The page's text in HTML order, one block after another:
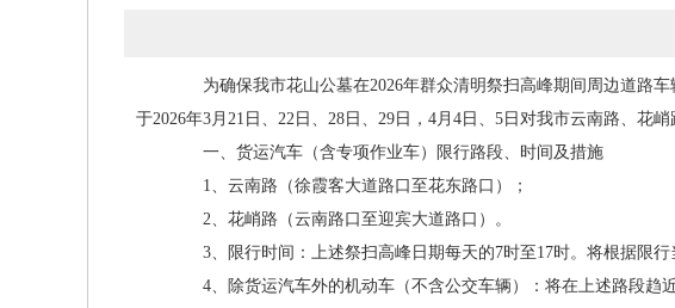
为确保我市花山公墓在2026年群众清明祭扫高峰期间周边道路车
于2026年3月21日、22日、28日、29日，4月4日、5日对我市云南路、花
一、货运汽车（含专项作业车）限行路段、时间及措施
1、云南路（徐霞客大道路口至花东路口）；
2、花峭路（云南路口至迎宾大道路口）。
3、限行时间：上述祭扫高峰日期每天的7时至17时。将根据限行
4、除货运汽车外的机动车（不含公交车辆）：将在上述路段趋